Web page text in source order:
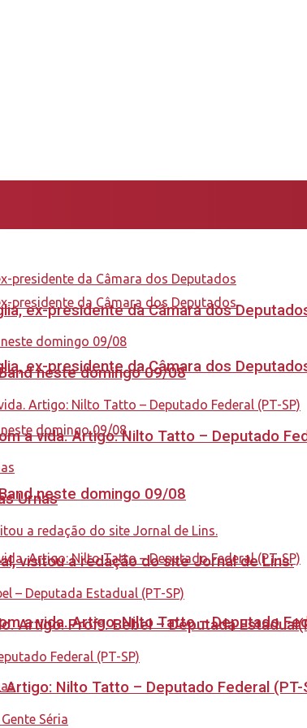
ex-presidente da Câmara dos
neste domingo 09/08
a vida. Artigo: Nilto Tatto – Deputado
ex-presidente da Câmara dos
neste domingo 09/08
a vida. Artigo: Nilto Tatto – Deputado
Urnas
visitou a redação do site Jornal de Lins.
Artigo: Profª. Bebel – Deputada
Nilto Tatto – Deputado Federal (PT-